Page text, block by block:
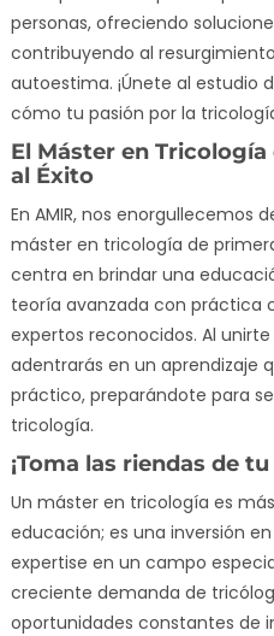
personas, ofreciendo
contribuyendo al
autoestima. ¡Únete al estudio
cómo tu pasión por la
El Máster en Tricología
al Éxito
En AMIR, nos enorgullecemos
máster en tricología de
centra en brindar una
teoría avanzada con práctica
expertos reconocidos. Al
adentrarás en un aprendizaje
práctico, preparándote para
tricología.
¡Toma las riendas de
Un máster en tricología es
educación; es una inversión
expertise en un campo
creciente demanda de
oportunidades constantes de